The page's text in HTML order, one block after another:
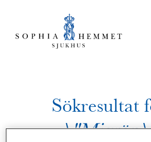
Sökresultat